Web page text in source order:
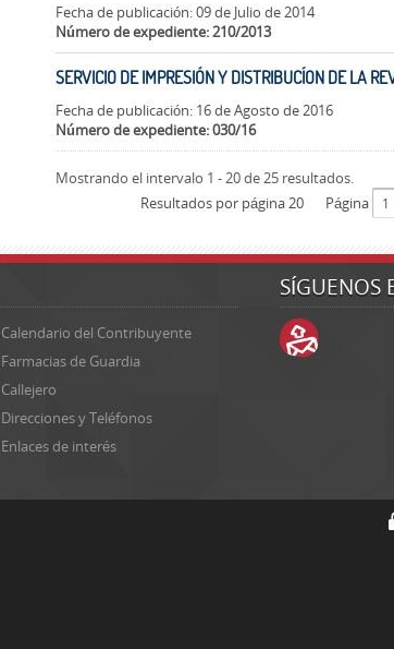
Fecha de publicación: 09 de Julio de 2014
Número de expediente: 210/2013
SERVICIO DE IMPRESIÓN Y DISTRIBUCÍON DE LA
Fecha de publicación: 16 de Agosto de 2016
Número de expediente: 030/16
Mostrando el intervalo 1 - 20 de 25 resultados.
Resultados por página 20
Página
Calendario del Contribuyente
Farmacias de Guardia
Callejero
Direcciones y Teléfonos
Enlaces de interés
SÍGUENOS